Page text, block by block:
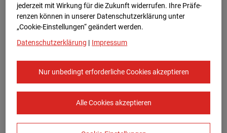
03.04.2026
jederzeit mit Wirkung für die Zukunft widerrufen. Ihre Prä­fe­
renzen können in unserer Datenschutzerklärung unter
„Cookie-Einstellungen“ geändert werden.
Datenschutzerklärung | Impressum
Nur unbedingt erforderliche Cookies akzeptieren
Alle Cookies akzeptieren